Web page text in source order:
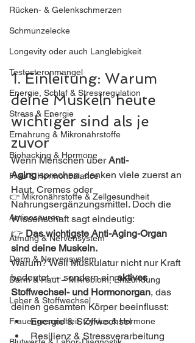
Rücken- & Gelenkschmerzen
Schmunzelecke
Longevity oder auch Langlebigkeit
Testosteronmangel
Energie, Schlaf & Stressregulation
Stress & Energie
Ernährung & Mikronährstoffe
Biohacking & Hormone
Frau & Hormonbalance
👉 Mikronährstoffe & Zellgesundheit
Aminosäuren
Atmung & Nervensystem
Darm & Nervensystem
Darm & Haut – Mikrobiom, Entzündung
Leber & Stoffwechsel
Frauengesundheit, Zyklus & Hormone
1. Einleitung: Warum
deine Muskeln heute
wichtiger sind als je
zuvor
Wenn Menschen über Anti-
Aging sprechen, denken viele zuerst an
Haut, Cremes oder
Nahrungsergänzungsmittel. Doch die
Wissenschaft sagt eindeutig:
👉 Das wichtigste Anti-Aging-Organ
sind deine Muskeln.
Warum? Weil Muskulatur nicht nur Kraft
bedeutet — sondern ein aktives
Stoffwechsel- und Hormonorgan, das
deinen gesamten Körper beeinflusst:
Energie & Stoffwechsel
Resilienz & Stressverarbeitung